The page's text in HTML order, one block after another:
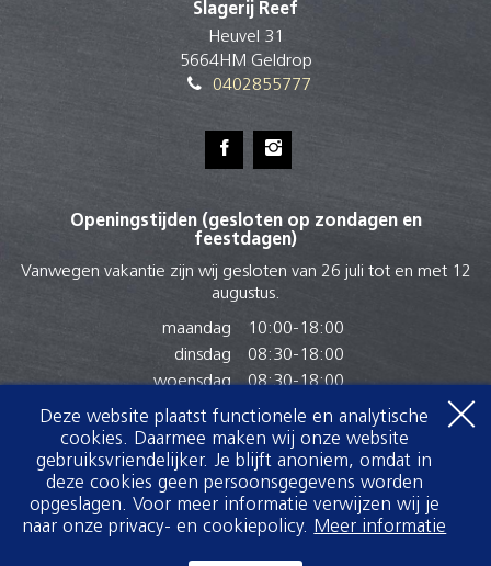
Slagerij Reef
Heuvel 31
5664HM Geldrop
0402855777
Openingstijden (gesloten op zondagen en
feestdagen)
Vanwegen vakantie zijn wij gesloten van 26 juli tot en met 12
augustus.
maandag
10:00-18:00
dinsdag
08:30-18:00
woensdag
08:30-18:00
donderdag
08:30-18:00
vrijdag
08:15- 18:00
zaterdag
08:15-16:00
zondag
Gesloten
Deze website plaatst functionele en analytische
cookies. Daarmee maken wij onze website
gebruiksvriendelijker. Je blijft anoniem, omdat in
deze cookies geen persoonsgegevens worden
opgeslagen. Voor meer informatie verwijzen wij je
naar onze privacy- en cookiepolicy. Meer informatie